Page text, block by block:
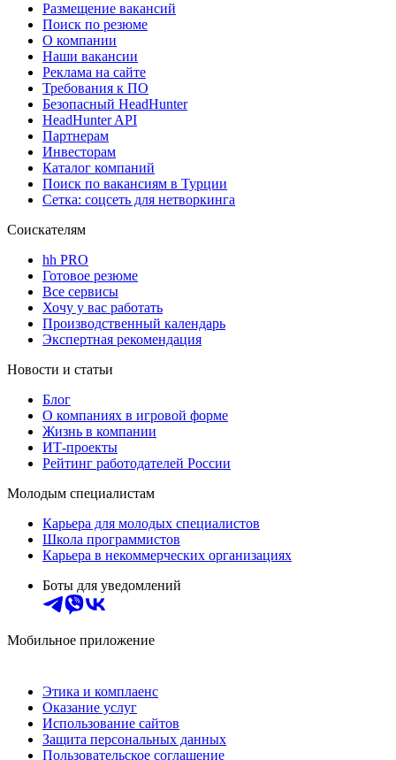
Размещение вакансий
Поиск по резюме
О компании
Наши вакансии
Реклама на сайте
Требования к ПО
Безопасный HeadHunter
HeadHunter API
Партнерам
Инвесторам
Каталог компаний
Поиск по вакансиям в Турции
Сетка: соцсеть для нетворкинга
Соискателям
hh PRO
Готовое резюме
Все сервисы
Хочу у вас работать
Производственный календарь
Экспертная рекомендация
Новости и статьи
Блог
О компаниях в игровой форме
Жизнь в компании
ИТ-проекты
Рейтинг работодателей России
Молодым специалистам
Карьера для молодых специалистов
Школа программистов
Карьера в некоммерческих организациях
Боты для уведомлений
Мобильное приложение
Этика и комплаенс
Оказание услуг
Использование сайтов
Защита персональных данных
Пользовательское соглашение